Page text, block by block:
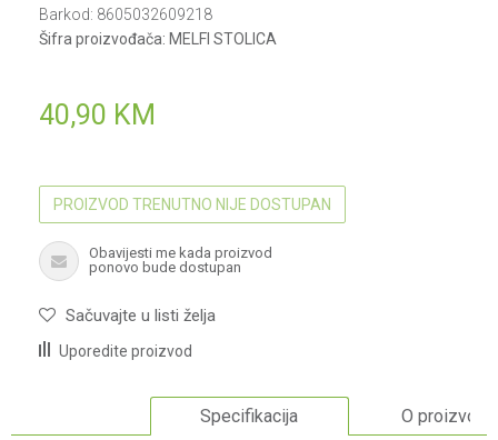
Barkod: 8605032609218
Šifra proizvođača: MELFI STOLICA
40,90 KM
PROIZVOD TRENUTNO NIJE DOSTUPAN
Obavijesti me kada proizvod
ponovo bude dostupan
Sačuvajte u listi želja
Uporedite proizvod
Specifikacija O proizvodu